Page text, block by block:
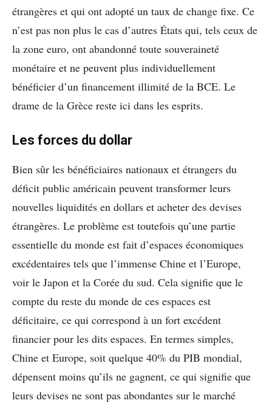
étrangères et qui ont adopté un taux de change fixe. Ce
n’est pas non plus le cas d’autres États qui, tels ceux de
la zone euro, ont abandonné toute souveraineté
monétaire et ne peuvent plus individuellement
bénéficier d’un financement illimité de la BCE. Le
drame de la Grèce reste ici dans les esprits.
Les forces du dollar
Bien sûr les bénéficiaires nationaux et étrangers du
déficit public américain peuvent transformer leurs
nouvelles liquidités en dollars et acheter des devises
étrangères. Le problème est toutefois qu’une partie
essentielle du monde est fait d’espaces économiques
excédentaires tels que l’immense Chine et l’Europe,
voir le Japon et la Corée du sud. Cela signifie que le
compte du reste du monde de ces espaces est
déficitaire, ce qui correspond à un fort excédent
financier pour les dits espaces. En termes simples,
Chine et Europe, soit quelque 40% du PIB mondial,
dépensent moins qu’ils ne gagnent, ce qui signifie que
leurs devises ne sont pas abondantes sur le marché